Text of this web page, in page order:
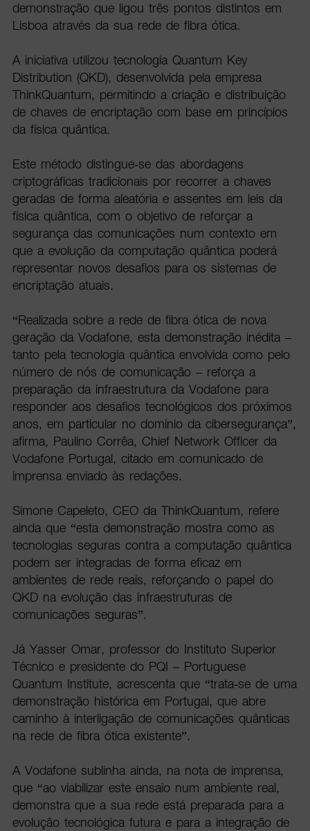
demonstração que ligou três pontos distintos em
Lisboa através da sua rede de fibra ótica.
A iniciativa utilizou tecnologia Quantum Key
Distribution (QKD), desenvolvida pela empresa
ThinkQuantum, permitindo a criação e distribuição
de chaves de encriptação com base em princípios
da física quântica.
Este método distingue-se das abordagens
criptográficas tradicionais por recorrer a chaves
geradas de forma aleatória e assentes em leis da
física quântica, com o objetivo de reforçar a
segurança das comunicações num contexto em
que a evolução da computação quântica poderá
representar novos desafios para os sistemas de
encriptação atuais.
“Realizada sobre a rede de fibra ótica de nova
geração da Vodafone, esta demonstração inédita –
tanto pela tecnologia quântica envolvida como pelo
número de nós de comunicação – reforça a
preparação da infraestrutura da Vodafone para
responder aos desafios tecnológicos dos próximos
anos, em particular no domínio da cibersegurança”,
afirma, Paulino Corrêa, Chief Network Officer da
Vodafone Portugal, citado em comunicado de
imprensa enviado às redações.
Simone Capeleto, CEO da ThinkQuantum, refere
ainda que “esta demonstração mostra como as
tecnologias seguras contra a computação quântica
podem ser integradas de forma eficaz em
ambientes de rede reais, reforçando o papel do
QKD na evolução das infraestruturas de
comunicações seguras”.
Já Yasser Omar, professor do Instituto Superior
Técnico e presidente do PQI – Portuguese
Quantum Institute, acrescenta que “trata-se de uma
demonstração histórica em Portugal, que abre
caminho à interligação de comunicações quânticas
na rede de fibra ótica existente”.
A Vodafone sublinha ainda, na nota de imprensa,
que “ao viabilizar este ensaio num ambiente real,
demonstra que a sua rede está preparada para a
evolução tecnológica futura e para a integração de